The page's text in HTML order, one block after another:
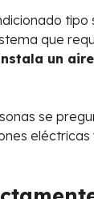
que
un
se
eléctricas